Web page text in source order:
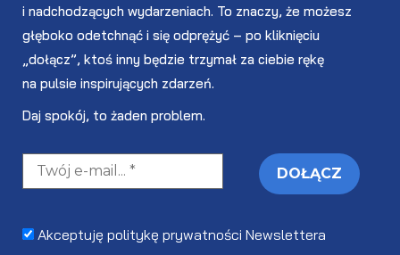
i nadchodzących wydarzeniach. To znaczy, że możesz
głęboko odetchnąć i się odprężyć – po kliknięciu
„dołącz”, ktoś inny będzie trzymał za ciebie rękę
na pulsie inspirujących zdarzeń.
Daj spokój, to żaden problem.
Akceptuję politykę prywatności Newslettera